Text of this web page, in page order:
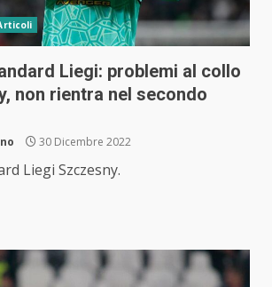
Liegi: problemi al collo
non rientra nel secondo
30 Dicembre 2022
Liegi Szczesny.